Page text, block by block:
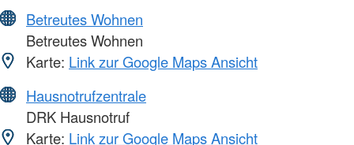
Betreutes Wohnen
Betreutes Wohnen
Karte: Link zur Google Maps Ansicht
Hausnotrufzentrale
DRK Hausnotruf
Karte: Link zur Google Maps Ansicht